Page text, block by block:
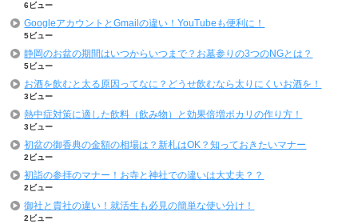
6ビュー
GoogleアカウントとGmailの違い！YouTubeも便利に！
5ビュー
静岡のお盆の期間はいつからいつまで？お墓参りの3つのNGとは？
5ビュー
お酒を飲むと太る原因ってなに？どうせ飲むなら太りにくいお酒を！
3ビュー
熱中症対策に適した飲料（飲み物）と効果倍増ポカリの作り方！
3ビュー
初盆の御香典の金額の相場は？新札はOK？知っておきたいマナー
2ビュー
初詣の参拝のマナー！お寺と神社での違いは大丈夫？？
2ビュー
御社と貴社の違い！就活生も必見の簡単な使い分け！
2ビュー